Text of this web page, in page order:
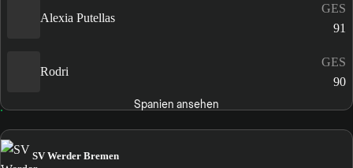
Alexia Putellas
GES
91
Rodri
GES
90
Spanien ansehen
SV Werder Bremen